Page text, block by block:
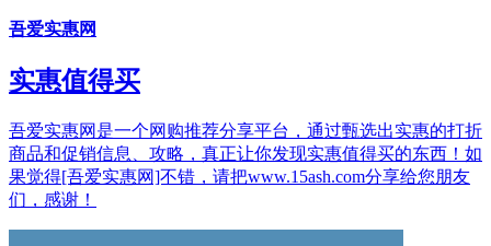
吾爱实惠网
实惠值得买
吾爱实惠网是一个网购推荐分享平台，通过甄选出实惠的打折
商品和促销信息、攻略，真正让你发现实惠值得买的东西！如
果觉得[吾爱实惠网]不错，请把www.15ash.com分享给您朋友
们，感谢！